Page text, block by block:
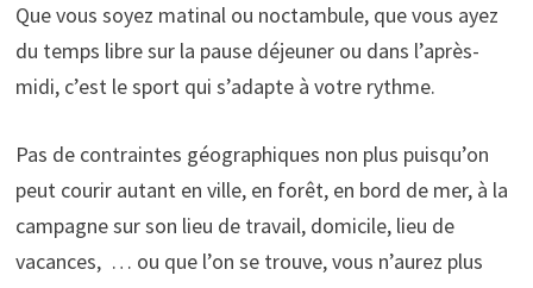
Que vous soyez matinal ou noctambule, que vous ayez
du temps libre sur la pause déjeuner ou dans l’après-
midi, c’est le sport qui s’adapte à votre rythme.
Pas de contraintes géographiques non plus puisqu’on
peut courir autant en ville, en forêt, en bord de mer, à la
campagne sur son lieu de travail, domicile, lieu de
vacances, … ou que l’on se trouve, vous n’aurez plus